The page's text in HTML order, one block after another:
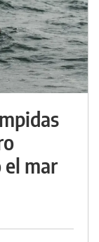
mar